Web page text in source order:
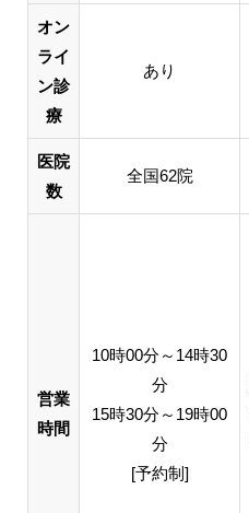
オン
ライ
ン診
療
あり
医院
数
全国62院
営業
時間
10時00分～14時30
分
15時30分～19時00
分
[予約制]